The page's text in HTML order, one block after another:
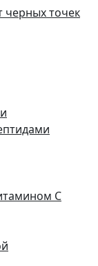
точек
C